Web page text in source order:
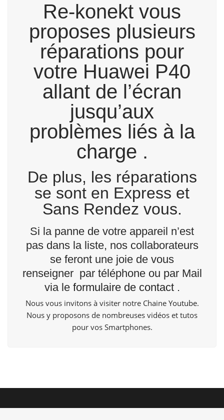
Re-konekt vous
proposes plusieurs
réparations pour
votre Huawei P40
allant de l’écran
jusqu’aux
problèmes liés à la
charge .
De plus, les réparations
se sont en Express et
Sans Rendez vous.
Si la panne de votre appareil n’est
pas dans la liste, nos collaborateurs
se feront une joie de vous
renseigner par téléphone ou par Mail
via le formulaire de contact.
Nous vous invitons à visiter notre Chaine Youtube.
Nous y proposons de nombreuses vidéos et tutos
pour vos Smartphones.